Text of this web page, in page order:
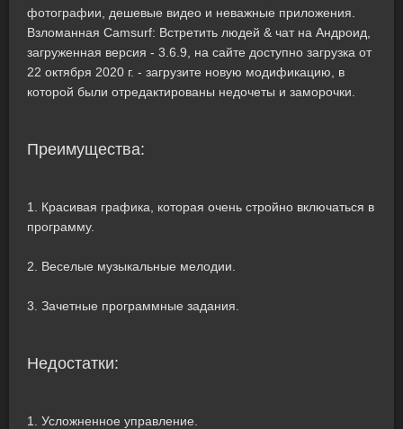
фотографии, дешевые видео и неважные приложения.
Взломанная Camsurf: Встретить людей & чат на Андроид,
загруженная версия - 3.6.9, на сайте доступно загрузка от
22 октября 2020 г. - загрузите новую модификацию, в
которой были отредактированы недочеты и заморочки.
Преимущества:
1. Красивая графика, которая очень стройно включаться в
программу.
2. Веселые музыкальные мелодии.
3. Зачетные программные задания.
Недостатки:
1. Усложненное управление.